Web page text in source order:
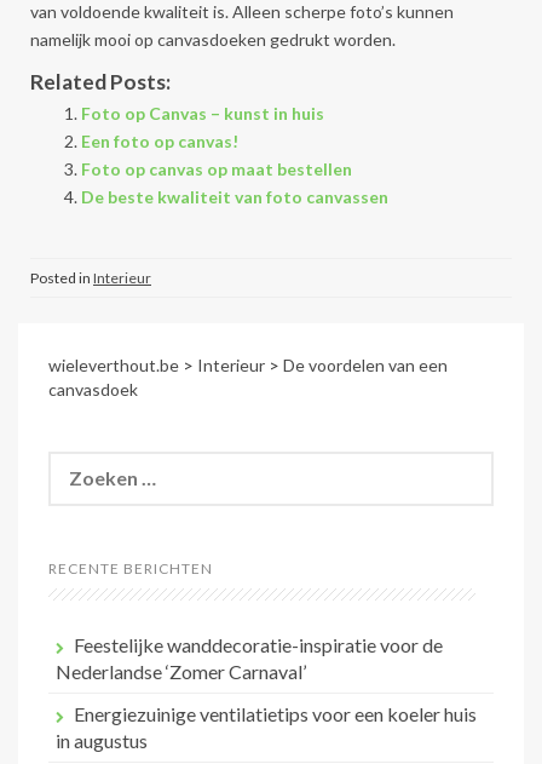
van voldoende kwaliteit is. Alleen scherpe foto’s kunnen
namelijk mooi op canvasdoeken gedrukt worden.
Related Posts:
Foto op Canvas – kunst in huis
Een foto op canvas!
Foto op canvas op maat bestellen
De beste kwaliteit van foto canvassen
Posted in Interieur
wieleverthout.be > Interieur > De voordelen van een
canvasdoek
naar:
RECENTE BERICHTEN
Feestelijke wanddecoratie-inspiratie voor de
Nederlandse ‘Zomer Carnaval’
Energiezuinige ventilatietips voor een koeler huis
in augustus